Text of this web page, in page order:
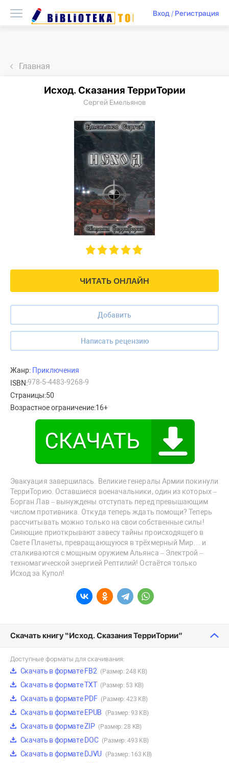
Вход/ Регистрация
Главная
ЧИТАТЬ ОНЛАЙН
Добавить
Написать рецензию
Исход. Сказания ТерриТории
Сергей Емельянов
Жанр: Приключения
ISBN:978-5-4483-9268-9
Страницы:50
Возрастное ограничение:16+
Эвакуация завершилась. Великие генералы Армии покинули
ТерриТорию. Оставшиеся военачальники, один из которых –
Борган Лав – вынуждены отступать перед превышающим
числом противника. Откуда теперь ждать помощи? Теперь
рассчитывать можно только на свои собственные силы!
Сияющие приоткрывают завесу тайны происходящего в
Свете Планеты, превращающуюся в трёхмерный Мир… и
сталкиваются с мощным оружием Альянса – Электрой –
техномагической энергией Рептилий! Остаётся только
Исход за Купол!
Скачать книгу “Исход. Сказания ТерриТории”
Доступные форматы для скачивания:
Скачать в формате FB2 (Размер: 248 KB)
Скачать в формате TXT (Размер: 53 KB)
Скачать в формате PDF (Размер: 423 KB)
Скачать в формате EPUB (Размер: 93 KB)
Скачать в формате ZIP (Размер: 28 KB)
Скачать в формате DOC (Размер: 493 KB)
Скачать в формате DJVU (Размер: 163 KB)